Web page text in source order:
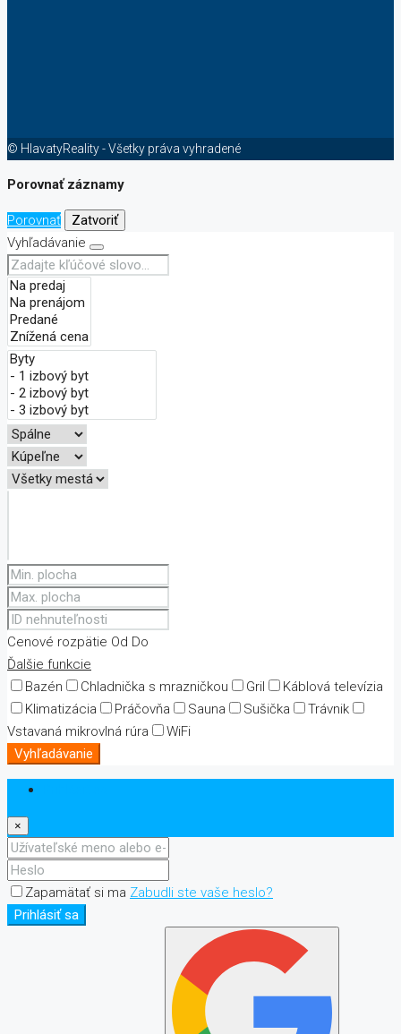
© HlavatyReality - Všetky práva vyhradené
Porovnať záznamy
Porovnať
Zatvoriť
Vyhľadávanie
Cenové rozpätie Od Do
Ďalšie funkcie
Bazén
Chladnička s mrazničkou Gril
Káblová televízia
Klimatizácia
Práčovňa Sauna Sušička
Trávnik
Vstavaná mikrovlná rúra
WiFi
Vyhľadávanie
×
Zapamätať si ma Zabudli ste vaše heslo?
Prihlásiť sa